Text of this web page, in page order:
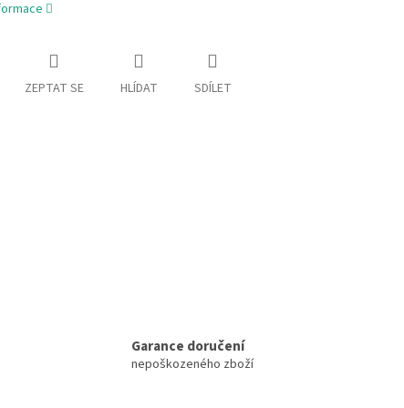
ZEPTAT SE HLÍDAT SDÍLET
Garance doručení
nepoškozeného zboží